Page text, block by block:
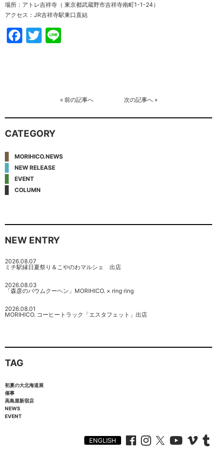
場所：アトレ吉祥寺（ 東京都武蔵野市吉祥寺南町1-1-24）
アクセス：JR吉祥寺駅東口直結
Facebook
Twitter
« 前の記事へ 次の記事へ»
CATEGORY
MORIHICO.NEWS
NEW RELEASE
EVENT
COLUMN
NEW ENTRY
2026.08.07
ミチ駅縁日夏祭り＆こやのわマルシェ 出店
2026.08.03
「森彦のバウムクーヘン」MORIHICO. × ring ring
2026.08.01
MORIHICO. コーヒートラック「エスタフェット」出店
TAG
初夏の大北海道展
催事
高島屋新宿店
NEWS
EVENT
ENGLISH